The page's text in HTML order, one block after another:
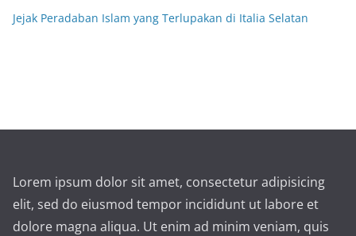
Jejak Peradaban Islam yang Terlupakan di Italia Selatan
Lorem ipsum dolor sit amet, consectetur adipisicing
elit, sed do eiusmod tempor incididunt ut labore et
dolore magna aliqua. Ut enim ad minim veniam, quis